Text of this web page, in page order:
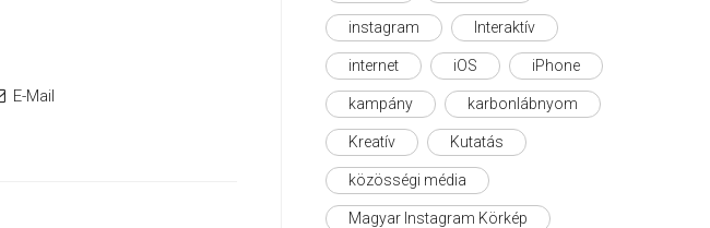
E-Mail
instagram Interaktív
internet iOS iPhone
kampány karbonlábnyom
Kreatív Kutatás
közösségi média
Magyar Instagram Körkép